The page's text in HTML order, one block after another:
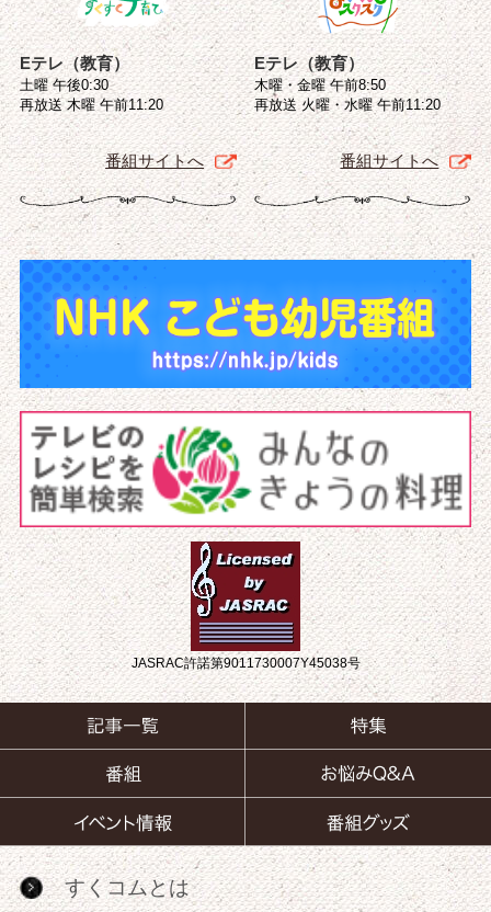
Eテレ（教育）
土曜 午後0:30
再放送 木曜 午前11:20
番組サイトへ
Eテレ（教育）
木曜・金曜 午前8:50
再放送 火曜・水曜 午前11:20
番組サイトへ
JASRAC許諾第9011730007Y45038号
すくコムとは